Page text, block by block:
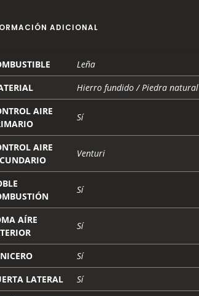
ADICIONAL
Leña
Hierro fundido / Piedra natural
AIRE
Sí
AIRE
Venturi
Sí
AÍRE
Sí
Sí
LATERAL
Sí